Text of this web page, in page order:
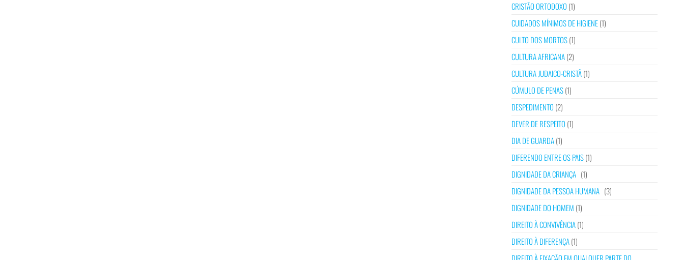
CRISTÃO ORTODOXO (1)
CUIDADOS MÍNIMOS DE HIGIENE(1)
CULTO DOS MORTOS(1)
CULTURA AFRICANA(2)
CULTURA JUDAICO-CRISTÃ(1)
CÚMULO DE PENAS(1)
DESPEDIMENTO (2)
DEVER DE RESPEITO (1)
DIA DE GUARDA(1)
DIFERENDO ENTRE OS PAIS(1)
DIGNIDADE DA CRIANÇA (1)
DIGNIDADE DA PESSOA HUMANA (3)
DIGNIDADE DO HOMEM (1)
DIREITO À CONVIVÊNCIA(1)
DIREITO À DIFERENÇA(1)